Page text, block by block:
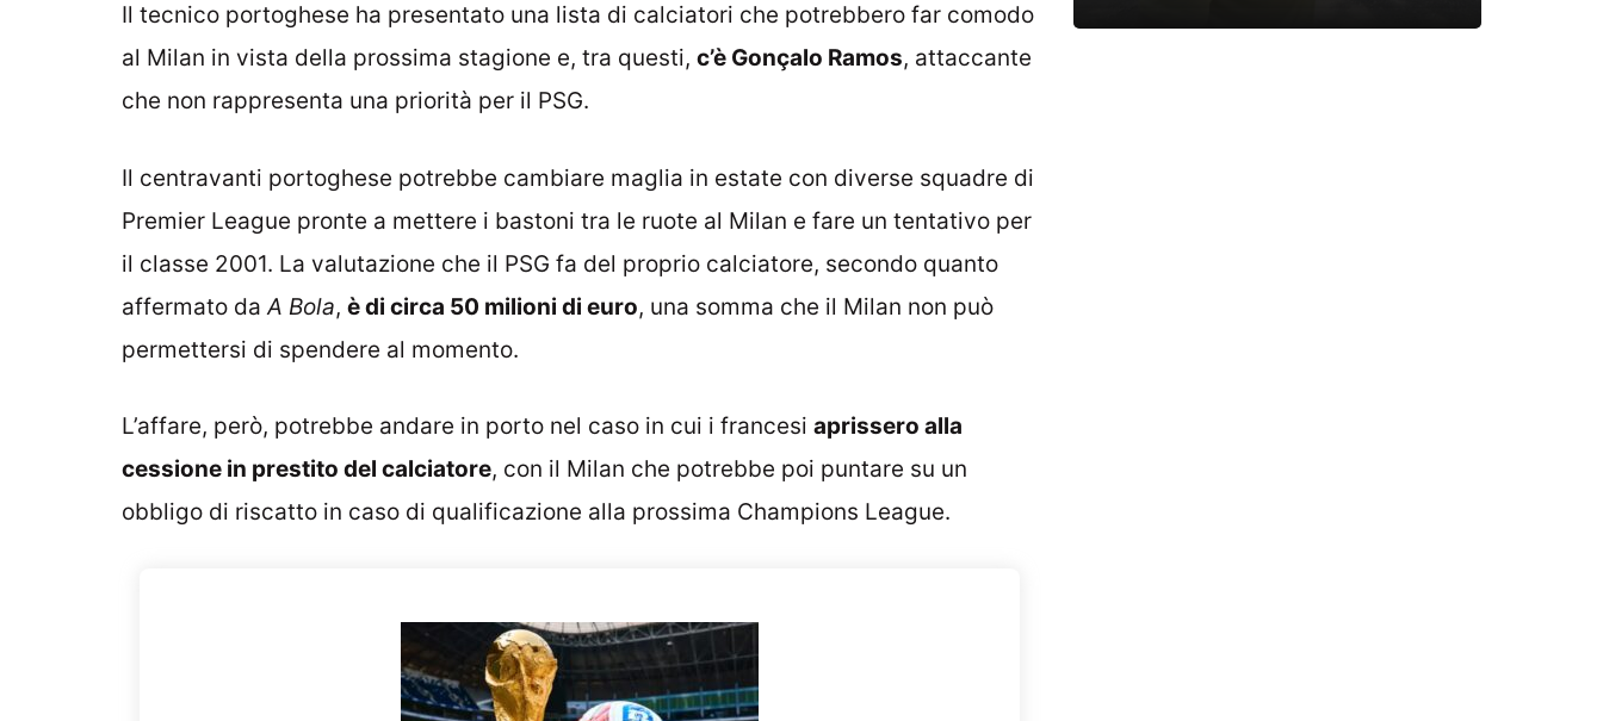
Il tecnico portoghese ha presentato una lista di calciatori che potrebbero far comodo
al Milan in vista della prossima stagione e, tra questi, c’è Gonçalo Ramos, attaccante
che non rappresenta una priorità per il PSG.
Il centravanti portoghese potrebbe cambiare maglia in estate con diverse squadre di
Premier League pronte a mettere i bastoni tra le ruote al Milan e fare un tentativo per
il classe 2001. La valutazione che il PSG fa del proprio calciatore, secondo quanto
affermato daA Bola, è di circa 50 milioni di euro, una somma che il Milan non può
permettersi di spendere al momento.
L’affare, però, potrebbe andare in porto nel caso in cui i francesi aprissero alla
cessione in prestito del calciatore, con il Milan che potrebbe poi puntare su un
obbligo di riscatto in caso di qualificazione alla prossima Champions League.